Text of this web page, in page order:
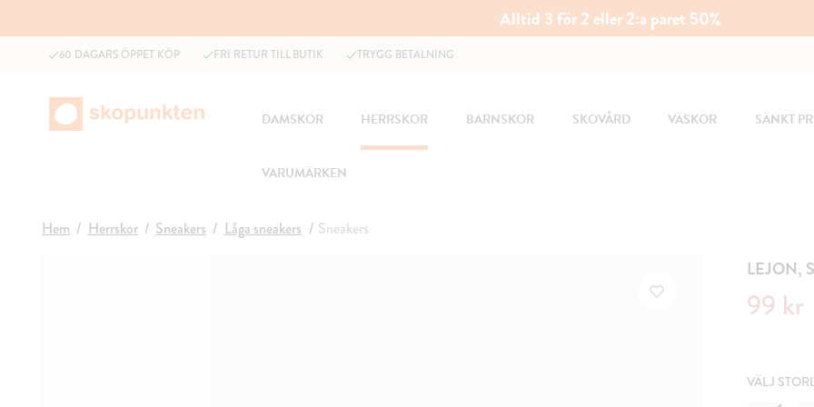
Alltid 3 för 2 eller 2:a paret 50%
60 DAGARS ÖPPET KÖP FRI RETUR TILL BUTIK TRYGG BETALNING
DAMSKOR HERRSKOR BARNSKOR SKOVÅRD VÄSKOR SÄNKT
VARUMÄRKEN
Hem Herrskor Sneakers Låga sneakers Sneakers
LEJON,
Nuvarande
99 kr
VÄLJ